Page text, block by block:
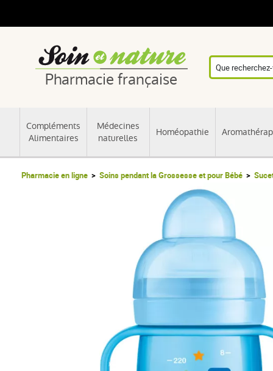
Pharmacie française
Compléments
Alimentaires
Médecines
naturelles
Homéopathie
Pharmacie en ligne Soins pendant la Grossesse et pour Bébé